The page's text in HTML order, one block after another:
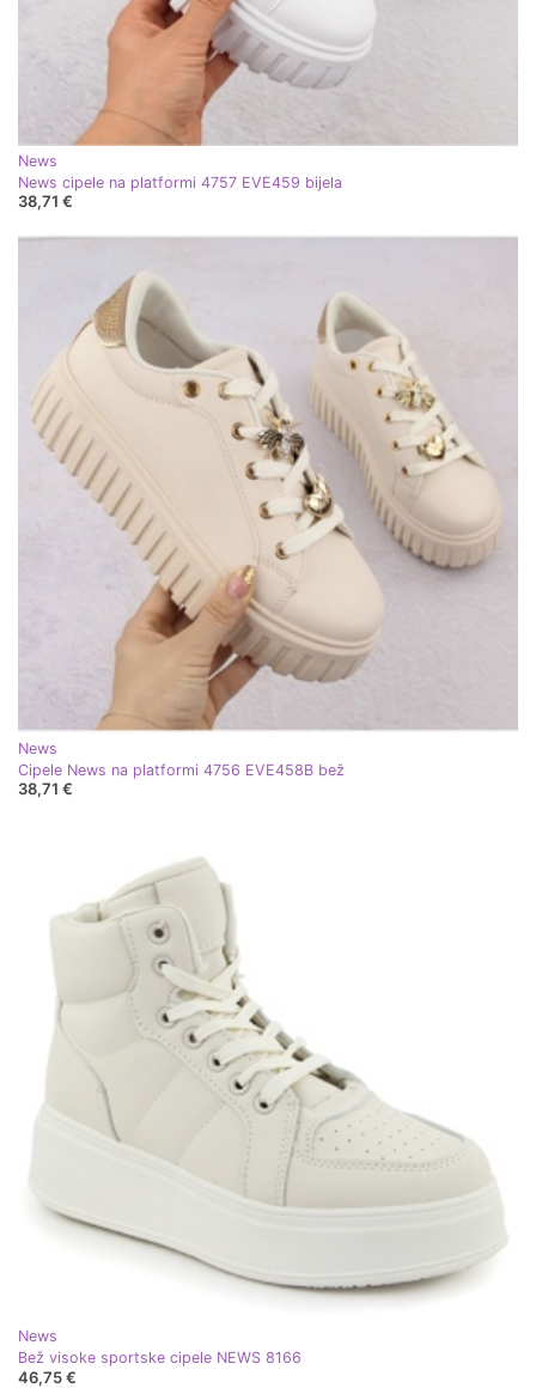
News
News cipele na platformi 4757 EVE459 bijela
38,71 €
News
Cipele News na platformi 4756 EVE458B bež
38,71 €
News
Bež visoke sportske cipele NEWS 8166
46,75 €